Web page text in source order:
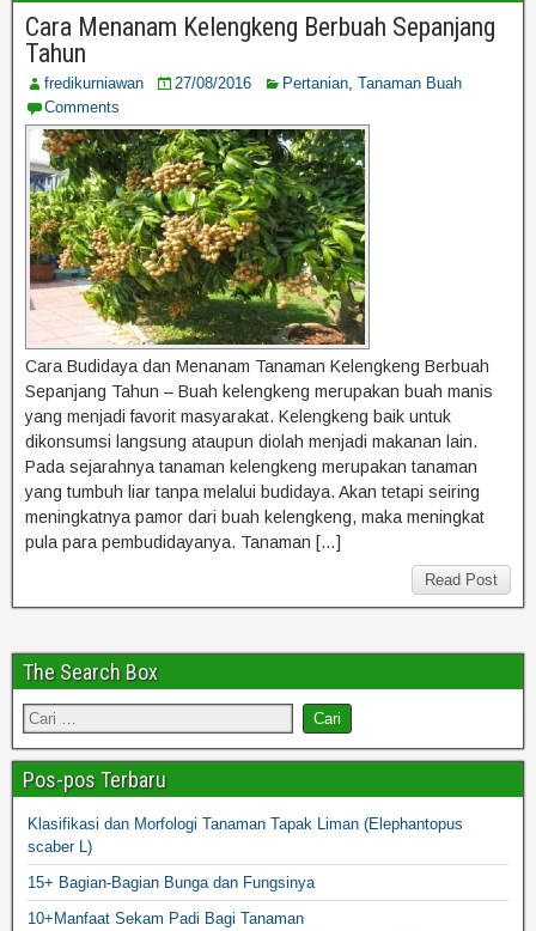
Cara Menanam Kelengkeng Berbuah Sepanjang
Tahun
fredikurniawan 27/08/2016 Pertanian, Tanaman Buah
Comments
Cara Budidaya dan Menanam Tanaman Kelengkeng Berbuah
Sepanjang Tahun – Buah kelengkeng merupakan buah manis
yang menjadi favorit masyarakat. Kelengkeng baik untuk
dikonsumsi langsung ataupun diolah menjadi makanan lain.
Pada sejarahnya tanaman kelengkeng merupakan tanaman
yang tumbuh liar tanpa melalui budidaya. Akan tetapi seiring
meningkatnya pamor dari buah kelengkeng, maka meningkat
pula para pembudidayanya. Tanaman […]
Read Post
The Search Box
Pos-pos Terbaru
Klasifikasi dan Morfologi Tanaman Tapak Liman (Elephantopus
scaber L)
15+ Bagian-Bagian Bunga dan Fungsinya
10+Manfaat Sekam Padi Bagi Tanaman